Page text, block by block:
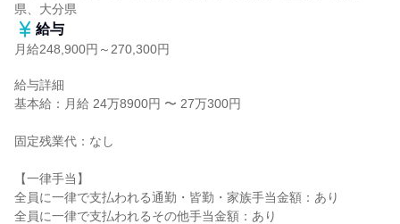
県、大分県
給与
月給248,900円～270,300円
給与詳細
基本給：月給 24万8900円 〜 27万300円
固定残業代：なし
【一律手当】
全員に一律で支払われる通勤・皆勤・家族手当金額：あり
全員に一律で支払われるその他手当金額：あり